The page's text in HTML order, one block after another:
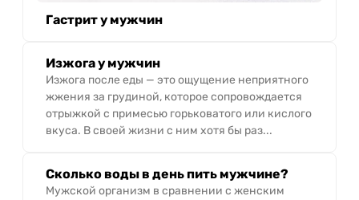
Гастрит у мужчин
Изжога у мужчин
Изжога после еды — это ощущение неприятного
жжения за грудиной, которое сопровождается
отрыжкой с примесью горьковатого или кислого
вкуса. В своей жизни с ним хотя бы раз...
Сколько воды в день пить мужчине?
Мужской организм в сравнении с женским